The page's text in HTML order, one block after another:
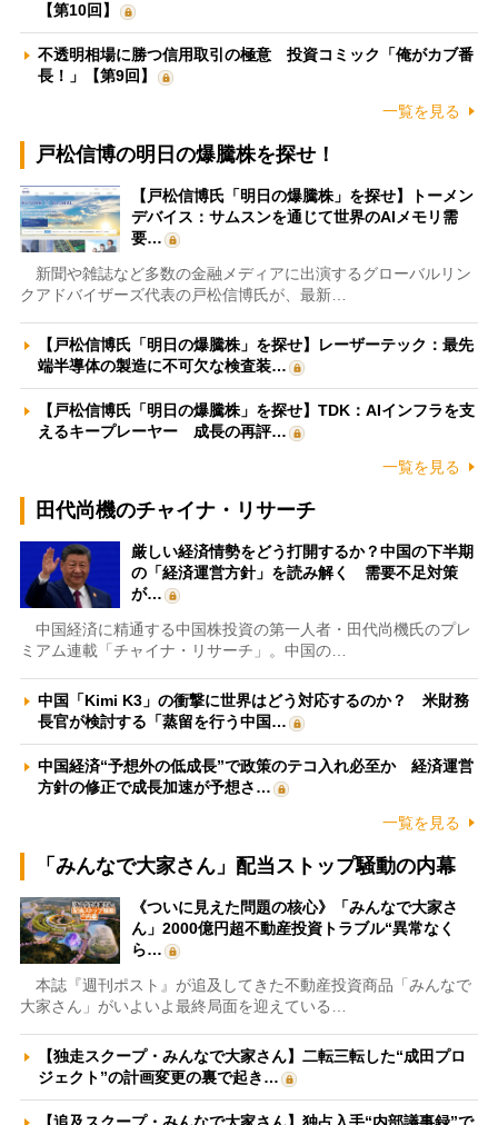
【第10回】
不透明相場に勝つ信用取引の極意 投資コミック「俺がカブ番
長！」【第9回】
一覧を見る
戸松信博の明日の爆騰株を探せ！
【戸松信博氏「明日の爆騰株」を探せ】トーメン
デバイス：サムスンを通じて世界のAIメモリ需
要…
新聞や雑誌など多数の金融メディアに出演するグローバルリン
クアドバイザーズ代表の戸松信博氏が、最新…
【戸松信博氏「明日の爆騰株」を探せ】レーザーテック：最先
端半導体の製造に不可欠な検査装…
【戸松信博氏「明日の爆騰株」を探せ】TDK：AIインフラを支
えるキープレーヤー 成長の再評…
一覧を見る
田代尚機のチャイナ・リサーチ
厳しい経済情勢をどう打開するか？中国の下半期
の「経済運営方針」を読み解く 需要不足対策
が…
中国経済に精通する中国株投資の第一人者・田代尚機氏のプレ
ミアム連載「チャイナ・リサーチ」。中国の…
中国「Kimi K3」の衝撃に世界はどう対応するのか？ 米財務
長官が検討する「蒸留を行う中国…
中国経済“予想外の低成長”で政策のテコ入れ必至か 経済運営
方針の修正で成長加速が予想さ…
一覧を見る
「みんなで大家さん」配当ストップ騒動の内幕
《ついに見えた問題の核心》「みんなで大家さ
ん」2000億円超不動産投資トラブル“異常なく
ら…
本誌『週刊ポスト』が追及してきた不動産投資商品「みんなで
大家さん」がいよいよ最終局面を迎えている…
【独走スクープ・みんなで大家さん】二転三転した“成田プロ
ジェクト”の計画変更の裏で起き…